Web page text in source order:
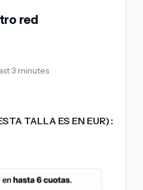
red
3 minutes
TALLA ES EN EUR)